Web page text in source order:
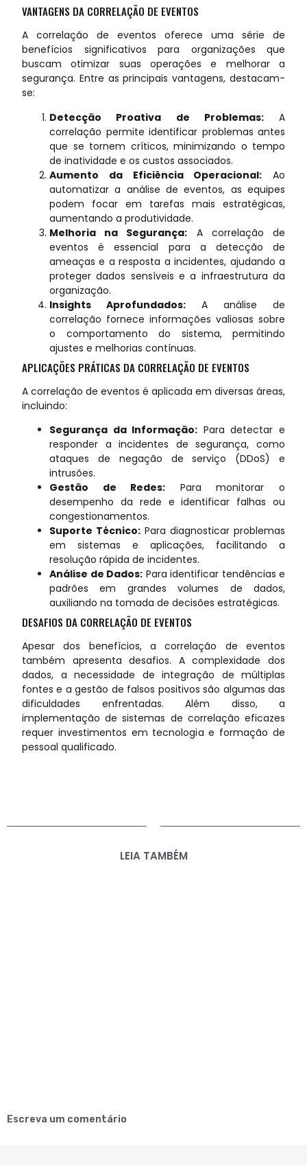
VANTAGENS DA CORRELAÇÃO DE EVENTOS
A correlação de eventos oferece uma série de
benefícios significativos para organizações que
buscam otimizar suas operações e melhorar a
segurança. Entre as principais vantagens, destacam-
se:
Detecção Proativa de Problemas:A
correlação permite identificar problemas antes
que se tornem críticos, minimizando o tempo
de inatividade e os custos associados.
Aumento da Eficiência Operacional: Ao
automatizar a análise de eventos, as equipes
podem focar em tarefas mais estratégicas,
aumentando a produtividade.
Melhoria na Segurança: A correlação de
eventos é essencial para a detecção de
ameaças e a resposta a incidentes, ajudando a
proteger dados sensíveis e a infraestrutura da
organização.
Insights Aprofundados: A análise de
correlação fornece informações valiosas sobre
o comportamento do sistema, permitindo
ajustes e melhorias contínuas.
APLICAÇÕES PRÁTICAS DA CORRELAÇÃO DE EVENTOS
A correlação de eventos é aplicada em diversas áreas,
incluindo:
Segurança da Informação: Para detectar e
responder a incidentes de segurança, como
ataques de negação de serviço (DDoS) e
intrusões.
Gestão de Redes: Para monitorar o
desempenho da rede e identificar falhas ou
congestionamentos.
Suporte Técnico: Para diagnosticar problemas
em sistemas e aplicações, facilitando a
resolução rápida de incidentes.
Análise de Dados: Para identificar tendências e
padrões em grandes volumes de dados,
auxiliando na tomada de decisões estratégicas.
DESAFIOS DA CORRELAÇÃO DE EVENTOS
Apesar dos benefícios, a correlação de eventos
também apresenta desafios. A complexidade dos
dados, a necessidade de integração de múltiplas
fontes e a gestão de falsos positivos são algumas das
dificuldades enfrentadas. Além disso, a
implementação de sistemas de correlação eficazes
requer investimentos em tecnologia e formação de
pessoal qualificado.
LEIA TAMBÉM
Escreva um comentário